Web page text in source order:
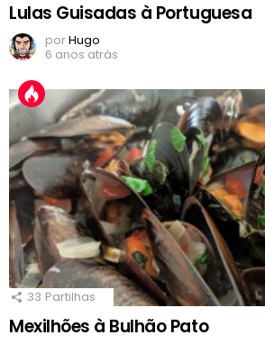
Lulas Guisadas à Portuguesa
porHugo
6 anos atrás
33 Partilhas
Mexilhões à Bulhão Pato